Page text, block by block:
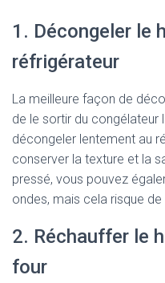
1. Décongeler le
réfrigérateur
La meilleure façon de
de le sortir du congélateur
décongeler lentement au
conserver la texture et la
pressé, vous pouvez
ondes, mais cela risque
2. Réchauffer le
four